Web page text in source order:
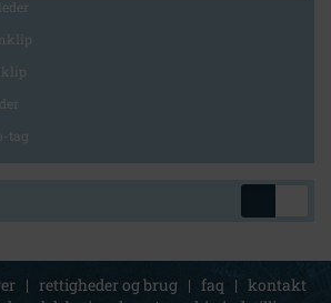
tag
| rettigheder og brug | faq | kontakt